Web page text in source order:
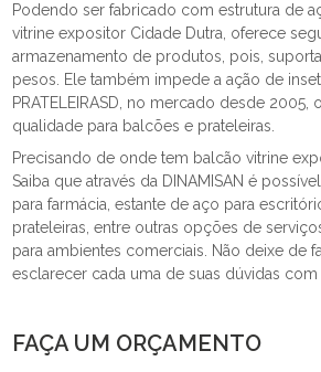
Podendo ser fabricado com estrutura de
vitrine expositor Cidade Dutra, oferece
armazenamento de produtos, pois,
pesos. Ele também impede a ação de
PRATELEIRASD, no mercado desde 2005,
qualidade para balcões e prateleiras.
Precisando de onde tem balcão vitrine
Saiba que através da DINAMISAN é
para farmácia, estante de aço para
prateleiras, entre outras opções de
para ambientes comerciais. Não deixe de
esclarecer cada uma de suas dúvidas com
FAÇA UM ORÇAMENTO